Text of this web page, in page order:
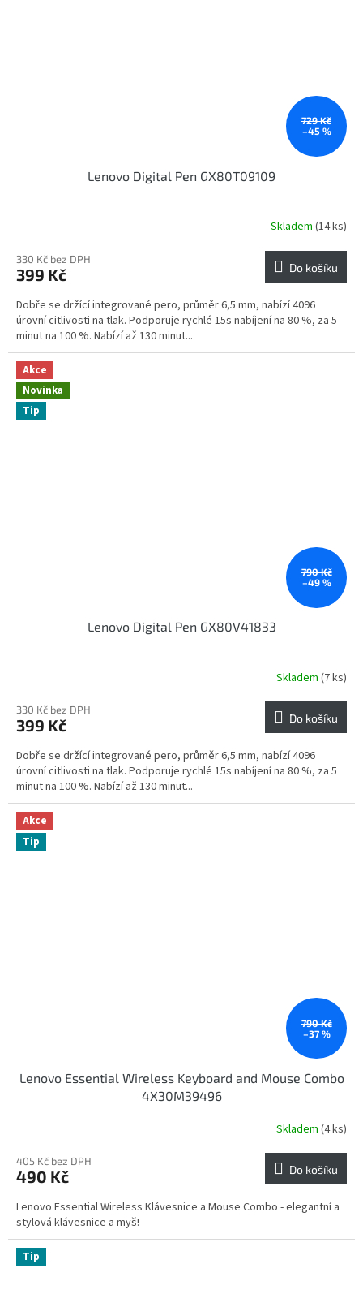
729 Kč
–45 %
Lenovo Digital Pen GX80T09109
Skladem (14 ks)
330 Kč bez DPH
399 Kč Do košíku
Dobře se držící integrované pero, průměr 6,5 mm, nabízí 4096
úrovní citlivosti na tlak. Podporuje rychlé 15s nabíjení na 80 %, za 5
minut na 100 %. Nabízí až 130 minut...
Akce
Novinka
Tip
790 Kč
–49 %
Lenovo Digital Pen GX80V41833
Skladem (7 ks)
330 Kč bez DPH
399 Kč Do košíku
Dobře se držící integrované pero, průměr 6,5 mm, nabízí 4096
úrovní citlivosti na tlak. Podporuje rychlé 15s nabíjení na 80 %, za 5
minut na 100 %. Nabízí až 130 minut...
Akce
Tip
790 Kč
–37 %
Lenovo Essential Wireless Keyboard and Mouse Combo
4X30M39496
Skladem (4 ks)
405 Kč bez DPH
490 Kč Do košíku
Lenovo Essential Wireless Klávesnice a Mouse Combo - elegantní a
stylová klávesnice a myš!
Tip